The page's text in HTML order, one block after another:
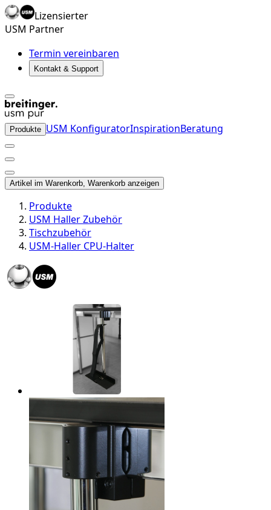
Lizensierter
USM Partner
Termin vereinbaren
Kontakt & Support
Produkte USM KonfiguratorInspirationBeratung
Artikel im Warenkorb, Warenkorb anzeigen
Produkte
USM Haller Zubehör
Tischzubehör
USM-Haller CPU-Halter